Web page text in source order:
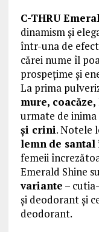
C-THRU
dinamism și
într-una de
cărei nume îl
prospețime și
La prima
mure,
urmate de inima
și crini. Notele
lemn de santal
femeii
Emerald Shine
variante –
şi deodorant şi
deodorant.